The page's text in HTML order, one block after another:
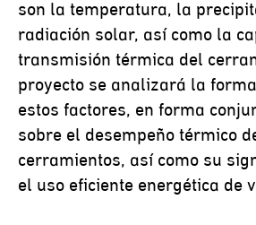
son la temperatura, la
radiación solar, así como la
transmisión térmica del
proyecto se analizará la
estos factores, en forma
sobre el desempeño térmico
cerramientos, así como su
el uso eficiente energética de